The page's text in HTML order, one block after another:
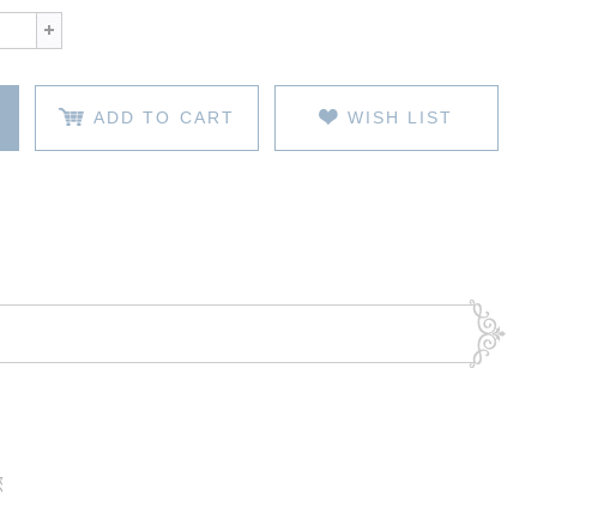
ADD TO CART WISH LIST